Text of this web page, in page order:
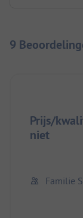
9
Prijs/
niet
Familie